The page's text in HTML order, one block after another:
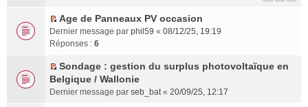
é
c
n
t
p
l
u
r
é
c
u
l
p
l
u
g
e
n
n
l
u
e
s
s
g
e
n
l
e
e
s
s
u
t
l
e
C
o
s
u
l
Age de Panneaux PV occasion
Dernier message par phil59 « 08/12/25, 19:19
Réponses : 6
C
o
Sondage : gestion du surplus photovoltaïque en
Belgique / Wallonie
Dernier message par seb_bat« 20/09/25, 12:17